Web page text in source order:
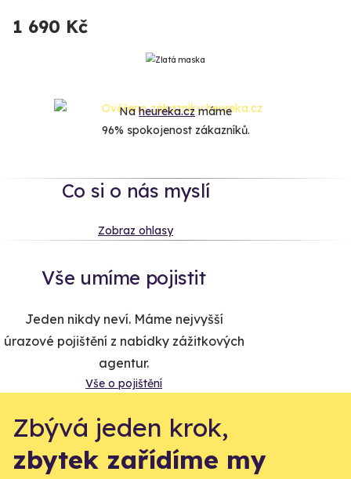
1 690 Kč
Naheureka.czmáme
96% spokojenost zákazníků.
Co si o nás myslí
Zobraz ohlasy
Vše umíme pojistit
Jeden nikdy neví. Máme nejvyšší
úrazové pojištění z nabídky zážitkových
agentur.
Vše o pojištění
Zbývá jeden krok,
zbytek zařídíme my